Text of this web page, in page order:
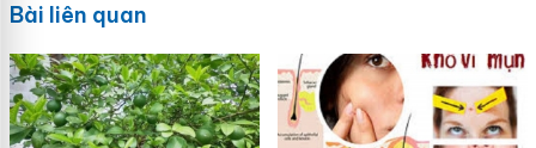
Bài liên quan